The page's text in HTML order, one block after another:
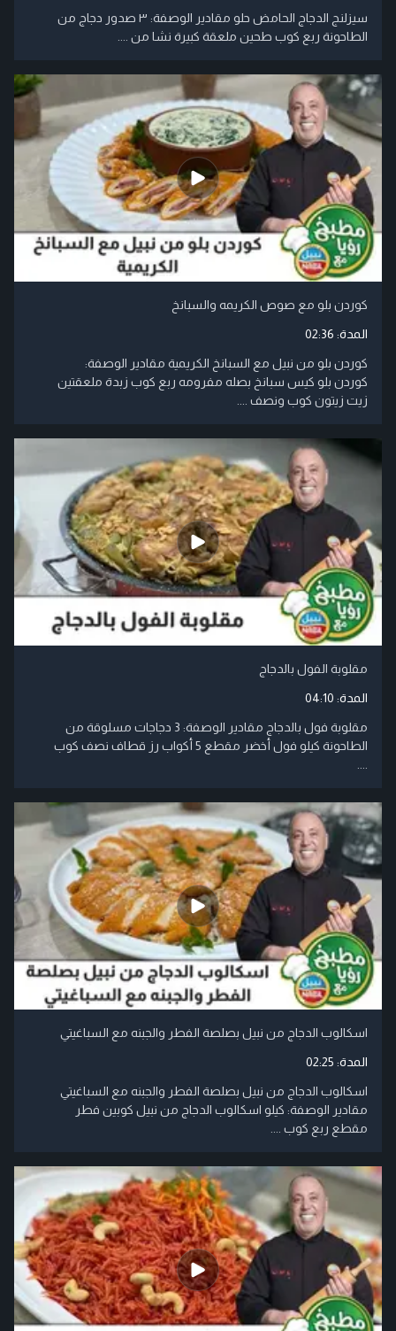
سيزلنج الدجاج الحامض حلو مقادير الوصفة: ٣ صدور دجاج من
الطاحونة ربع كوب طحين ملعقة كبيرة نشا من ....
كوردن بلو مع صوص الكريمه والسبانخ
المدة: 02:36
كوردن بلو من نبيل مع السبانخ الكريمية مقادير الوصفة:
كوردن بلو كيس سبانخ بصله مفرومه ربع كوب زبدة ملعقتين
زيت زيتون كوب ونصف ....
مقلوبة الفول بالدجاج
المدة: 04:10
مقلوبة فول بالدجاج مقادير الوصفة: 3 دجاجات مسلوقة من
الطاحونة كيلو فول أخضر مقطع 5 أكواب رز قطاف نصف كوب
اسكالوب الدجاج من نبيل بصلصة الفطر والجبنه مع السباغيتي
المدة: 02:25
اسكالوب الدجاج من نبيل بصلصة الفطر والجبنه مع السباغيتي
مقادير الوصفة: كيلو اسكالوب الدجاج من نبيل كوبين فطر
مقطع ربع كوب ....